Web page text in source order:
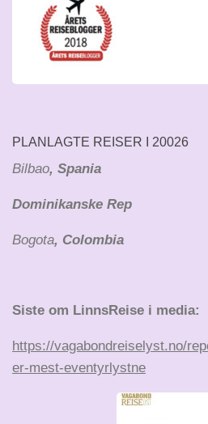
PLANLAGTE REISER I 20026
Bilbao, Spania
Dominikanske Rep
Bogota, Colombia
Siste om LinnsReise i media:
https://vagabondreiselyst.no/
er-mest-eventyrlystne